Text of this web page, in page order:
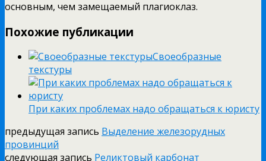
основным, чем замещаемый плагиоклаз.
Похожие публикации
Своеобразные
текстуры
При каких проблемах надо обращаться к юристу
предыдущая запись Выделение железорудных
провинций
следующая запись Реликтовый карбонат